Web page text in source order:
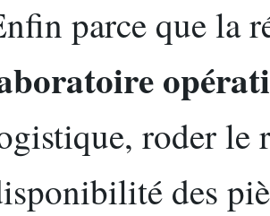
parce que la
roder le
des